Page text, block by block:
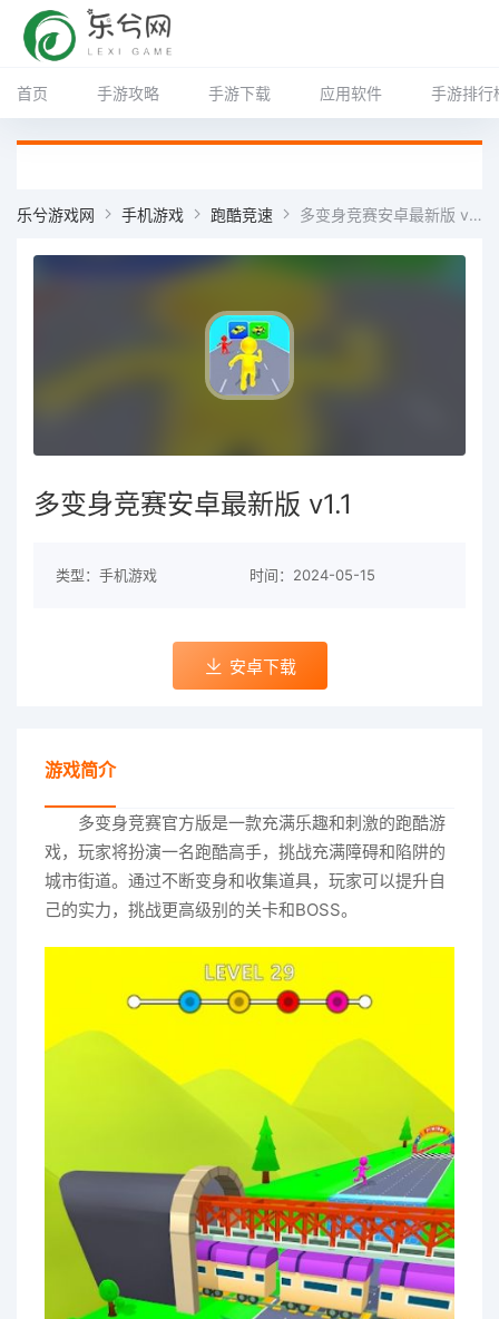
首页 手游攻略 手游下载 应用软件 手游排行
乐兮游戏网 手机游戏 跑酷竞速 多变身竞赛安卓最新版 v1.1
多变身竞赛安卓最新版 v1.1
类型：手机游戏 时间：2024-05-15
安卓下载
游戏简介
多变身竞赛官方版是一款充满乐趣和刺激的跑酷游
戏，玩家将扮演一名跑酷高手，挑战充满障碍和陷阱的
城市街道。通过不断变身和收集道具，玩家可以提升自
己的实力，挑战更高级别的关卡和BOSS。